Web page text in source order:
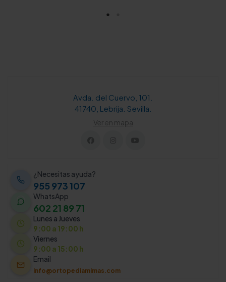
Avda. del Cuervo, 101.
41740, Lebrija. Sevilla.
Ver en mapa
¿Necesitas ayuda?
955 973 107
WhatsApp
602 21 89 71
Lunes a Jueves
9:00 a 19:00 h
Viernes
9:00 a 15:00 h
Email
info@ortopediamimas.com